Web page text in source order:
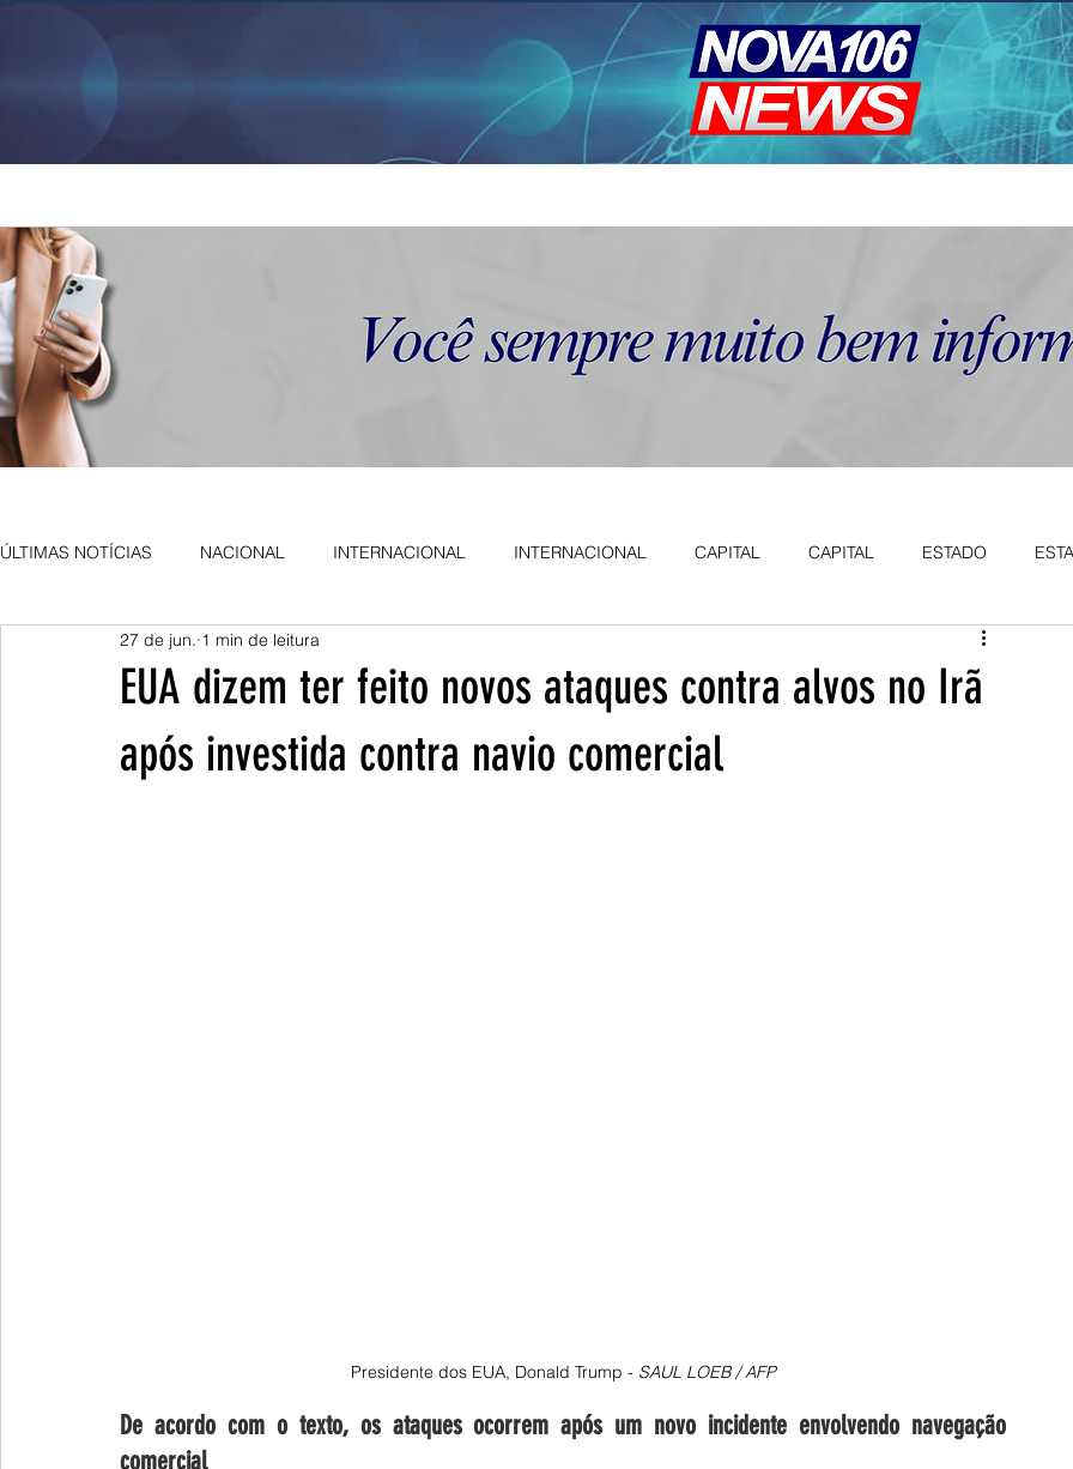
ÚLTIMAS NOTÍCIAS NACIONAL INTERNACIONAL INTERNACIONAL CAPITAL CAPITAL ESTADO
AGRO NEWS DESTAQUE
EUA dizem ter feito novos ataques contra alvos no Irã
após investida contra navio comercial
27 de jun. 1 min de leitura
Presidente dos EUA, Donald Trump - SAUL LOEB / AFP
De acordo com o texto, os ataques ocorrem após um novo incidente envolvendo navegação
comercial